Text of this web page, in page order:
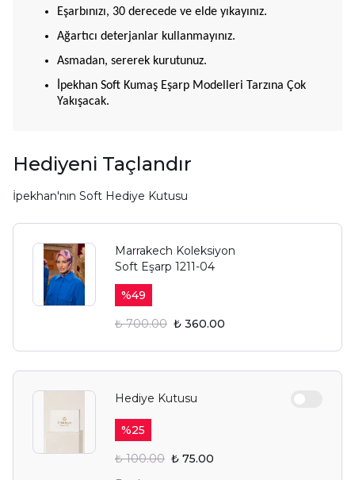
Eşarbınızı, 30 derecede ve elde yıkayınız.
Ağartıcı deterjanlar kullanmayınız.
Asmadan, sererek kurutunuz.
İpekhan Soft Kumaş Eşarp Modelleri Tarzına Çok
Yakışacak.
Hediyeni Taçlandır
İpekhan'nın Soft Hediye Kutusu
Marrakech Koleksiyon
Soft Eşarp 1211-04
%49
₺ 700.00 ₺ 360.00
Hediye Kutusu
%25
₺ 100.00 ₺ 75.00